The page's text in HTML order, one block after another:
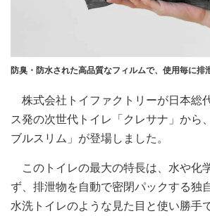
防臭・防水された高品質なフィルムで、使用毎に排
株式会社トイファクトリーが日本総
ス発の次世代トイレ「クレサナ」から
ブルスリム」が登場しました。
このトイレの最大の特長は、水や化
ず、排泄物を自動で密閉パックする独
水洗トイレのような見た目と使い勝手